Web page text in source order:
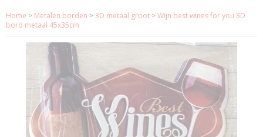
Home > Metalen borden >3D metaal groot >Wijn best wines for you 3D
bord metaal 45x35cm